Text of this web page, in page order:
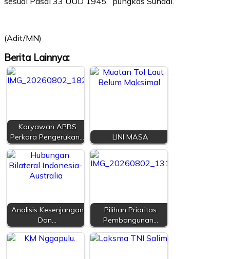
(Adit/MN)
Berita Lainnya:
Karyawan APBS
Perkara Pengerukan…
LINI MASA
Analisis Kesenjangan
Dan…
Pilihan Prioritas
Pembangunan…